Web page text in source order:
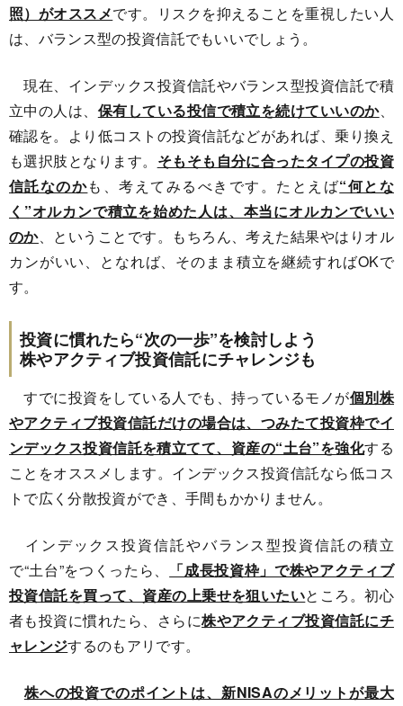
照）がオススメです。リスクを抑えることを重視したい人
は、バランス型の投資信託でもいいでしょう。
現在、インデックス投資信託やバランス型投資信託で積
立中の人は、 保有している投信で積立を続けていいのか、
確認を。より低コストの投資信託などがあれば、乗り換え
も選択肢となります。 そもそも自分に合ったタイプの投資
信託なのかも、考えてみるべきです。たとえば“何とな
く”オルカンで積立を始めた人は、本当にオルカンでいい
のか、ということです。もちろん、考えた結果やはりオル
カンがいい、となれば、そのまま積立を継続すればOKで
す。
投資に慣れたら“次の一歩”を検討しよう
株やアクティブ投資信託にチャレンジも
すでに投資をしている人でも、持っているモノが個別株
やアクティブ投資信託だけの場合は、つみたて投資枠でイ
ンデックス投資信託を積立てて、資産の“土台”を強化する
ことをオススメします。インデックス投資信託なら低コス
トで広く分散投資ができ、手間もかかりません。
インデックス投資信託やバランス型投資信託の積立
で“土台”をつくったら、
「成長投資枠」で株やアクティブ
投資信託を買って、資産の上乗せを狙いたいところ。初心
者も投資に慣れたら、さらに株やアクティブ投資信託にチ
ャレンジするのもアリです。
株への投資でのポイントは、新NISAのメリットが最大